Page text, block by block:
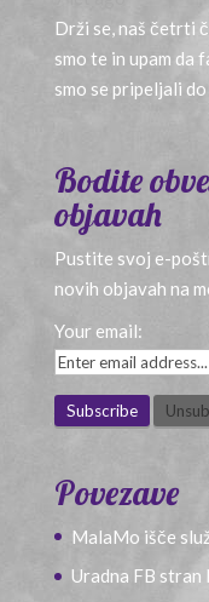
Drži se, naš četrti
smo te in upam da
smo se pripeljali
Bodite
objavah
Pustite svoj e-
novih objavah na
Your email:
Povezave
MalaMo išče
Uradna FB